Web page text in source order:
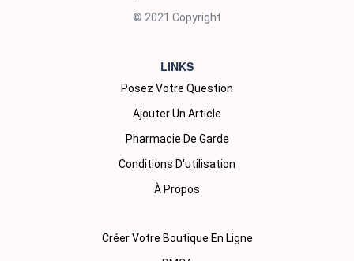
© 2021 Copyright
LINKS
Posez Votre Question
Ajouter Un Article
Pharmacie De Garde
Conditions D'utilisation
À Propos
Créer Votre Boutique En Ligne